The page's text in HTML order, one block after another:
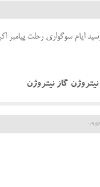
ایام سوگواری رحلت
گاز نیتروژن